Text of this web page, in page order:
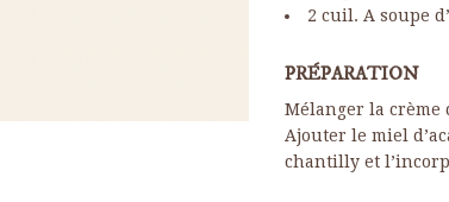
2 cuil. A soupe
PRÉPARATION
Mélanger la crème
Ajouter le miel
chantilly et